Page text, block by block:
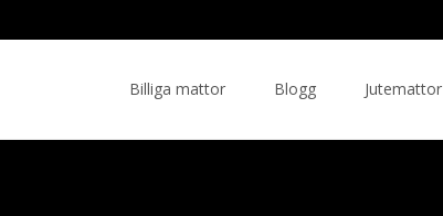
Billiga mattor Blogg Jutemattor